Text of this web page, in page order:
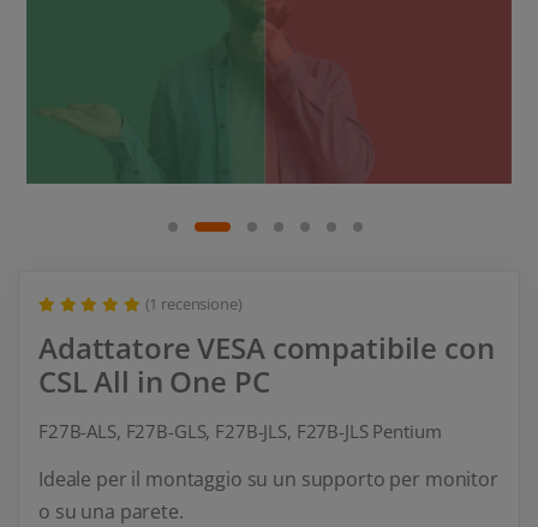
(1 recensione)
Adattatore VESA compatibile con
CSL All in One PC
F27B-ALS, F27B-GLS, F27B-JLS, F27B-JLS Pentium
Ideale per il montaggio su un supporto per monitor
o su una parete.